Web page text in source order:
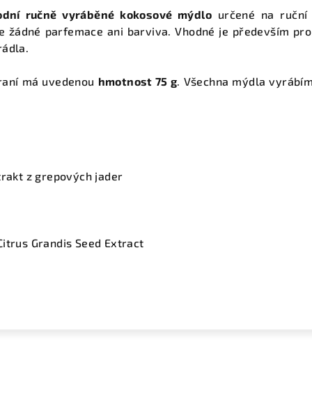
ručně vyráběné kokosové mýdlo určené na
žádné parfemace ani barviva. Vhodné je především
má uvedenou hmotnost 75 g . Všechna mýdla
z grepových jader
Grandis Seed Extract